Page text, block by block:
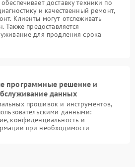
доставку техники по
и качественный ремонт,
Клиенты могут отслеживать
Также предоставляется
для продления срока
программные решение и
данных
прошивок и инструментов,
данными:
конфиденциальность и
при необходимости